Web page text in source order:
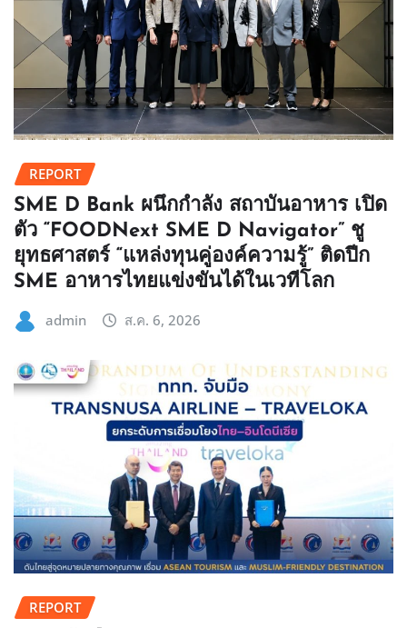
REPORT
SME D Bank ผนึกกำลัง สถาบันอาหาร เปิด
ตัว “FOODNext SME D Navigator” ชู
ยุทธศาสตร์ “แหล่งทุนคู่องค์ความรู้” ติดปีก
SME อาหารไทยแข่งขันได้ในเวทีโลก
admin ส.ค. 6, 2026
REPORT